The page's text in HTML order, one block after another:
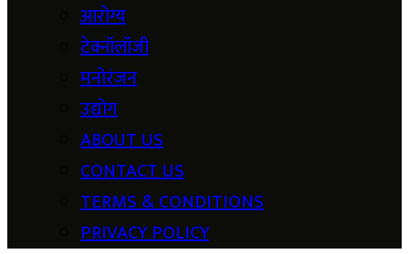
आरोग्य
टेक्नॉलॉजी
मनोरंजन
उद्योग
ABOUT US
CONTACT US
TERMS & CONDITIONS
PRIVACY POLICY